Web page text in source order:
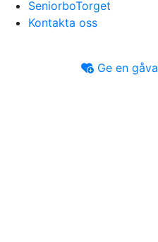
SeniorboTorget
Kontakta oss
Ge en gåva